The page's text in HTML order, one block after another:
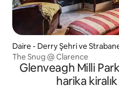
Daire - Derry Şehri ve
The Snug @ Clarence
Glenveagh Milli
harika